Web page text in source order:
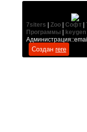
7siters Zoo Софт
Программы
keygen
Создан rere